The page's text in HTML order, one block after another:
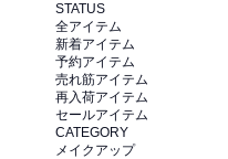
STATUS
全アイテム
新着アイテム
予約アイテム
売れ筋アイテム
再入荷アイテム
セールアイテム
CATEGORY
メイクアップ